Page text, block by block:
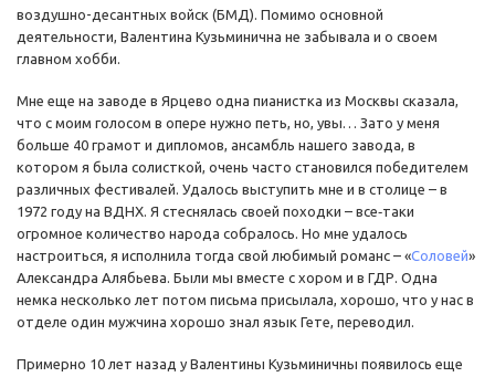
воздушно-десантных войск (БМД). Помимо основной
деятельности, Валентина Кузьминична не забывала и о своем
главном хобби.
Мне еще на заводе в Ярцево одна пианистка из Москвы сказала,
что с моим голосом в опере нужно петь, но, увы… Зато у меня
больше 40 грамот и дипломов, ансамбль нашего завода, в
котором я была солисткой, очень часто становился победителем
различных фестивалей. Удалось выступить мне и в столице – в
1972 году на ВДНХ. Я стеснялась своей походки – все‑таки
огромное количество народа собралось. Но мне удалось
настроиться, я исполнила тогда свой любимый романс – «Соловей»
Александра Алябьева. Были мы вместе с хором и в ГДР. Одна
немка несколько лет потом письма присылала, хорошо, что у нас в
отделе один мужчина хорошо знал язык Гете, переводил.
Примерно 10 лет назад у Валентины Кузьминичны появилось еще